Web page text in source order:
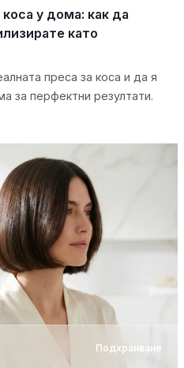
у дома: как да
като
преса за коса и да я
за перфектни резултати.
Подхранване